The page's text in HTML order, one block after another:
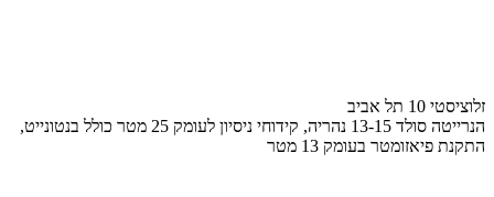
זלוציסטי 10 תל אביב
הנרייטה סולד 13-15 נהריה, קידוחי ניסיון לעומק 25 מטר כולל בנטונייט,
התקנת פיאזומטר בעומק 13 מטר